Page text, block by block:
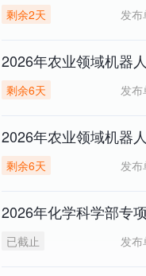
剩余2天 发
2026年农业领域机器
剩余6天 发
2026年农业领域机器
剩余6天 发
2026年化学科学部专
已截止 发